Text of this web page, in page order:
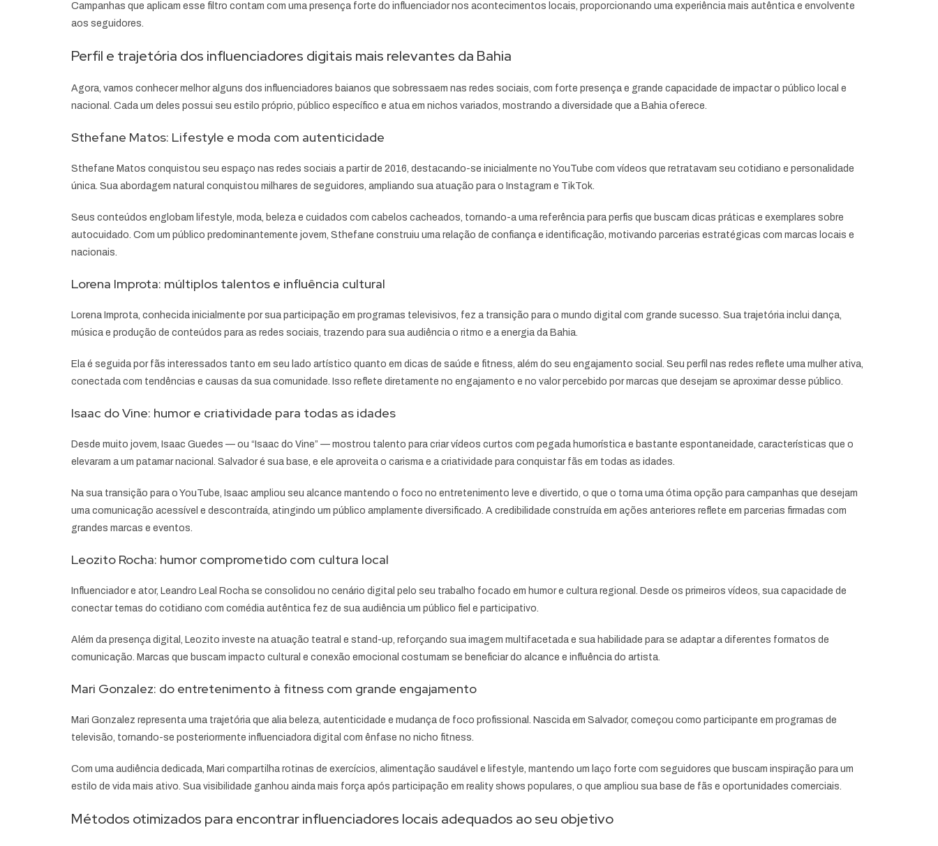
Campanhas que aplicam esse filtro contam com uma presença forte do influenciador nos acontecimentos locais, proporcionando uma experiência mais autêntica e envolvente
aos seguidores.
Perfil e trajetória dos influenciadores digitais mais relevantes da Bahia
Agora, vamos conhecer melhor alguns dos influenciadores baianos que sobressaem nas redes sociais, com forte presença e grande capacidade de impactar o público local e
nacional. Cada um deles possui seu estilo próprio, público específico e atua em nichos variados, mostrando a diversidade que a Bahia oferece.
Sthefane Matos: Lifestyle e moda com autenticidade
Sthefane Matos conquistou seu espaço nas redes sociais a partir de 2016, destacando-se inicialmente no YouTube com vídeos que retratavam seu cotidiano e personalidade
única. Sua abordagem natural conquistou milhares de seguidores, ampliando sua atuação para o Instagram e TikTok.
Seus conteúdos englobam lifestyle, moda, beleza e cuidados com cabelos cacheados, tornando-a uma referência para perfis que buscam dicas práticas e exemplares sobre
autocuidado. Com um público predominantemente jovem, Sthefane construiu uma relação de confiança e identificação, motivando parcerias estratégicas com marcas locais e
nacionais.
Lorena Improta: múltiplos talentos e influência cultural
Lorena Improta, conhecida inicialmente por sua participação em programas televisivos, fez a transição para o mundo digital com grande sucesso. Sua trajetória inclui dança,
música e produção de conteúdos para as redes sociais, trazendo para sua audiência o ritmo e a energia da Bahia.
Ela é seguida por fãs interessados tanto em seu lado artístico quanto em dicas de saúde e fitness, além do seu engajamento social. Seu perfil nas redes reflete uma mulher ativa,
conectada com tendências e causas da sua comunidade. Isso reflete diretamente no engajamento e no valor percebido por marcas que desejam se aproximar desse público.
Isaac do Vine: humor e criatividade para todas as idades
Desde muito jovem, Isaac Guedes — ou “Isaac do Vine” — mostrou talento para criar vídeos curtos com pegada humorística e bastante espontaneidade, características que o
elevaram a um patamar nacional. Salvador é sua base, e ele aproveita o carisma e a criatividade para conquistar fãs em todas as idades.
Na sua transição para o YouTube, Isaac ampliou seu alcance mantendo o foco no entretenimento leve e divertido, o que o torna uma ótima opção para campanhas que desejam
uma comunicação acessível e descontraída, atingindo um público amplamente diversificado. A credibilidade construída em ações anteriores reflete em parcerias firmadas com
grandes marcas e eventos.
Leozito Rocha: humor comprometido com cultura local
Influenciador e ator, Leandro Leal Rocha se consolidou no cenário digital pelo seu trabalho focado em humor e cultura regional. Desde os primeiros vídeos, sua capacidade de
conectar temas do cotidiano com comédia autêntica fez de sua audiência um público fiel e participativo.
Além da presença digital, Leozito investe na atuação teatral e stand-up, reforçando sua imagem multifacetada e sua habilidade para se adaptar a diferentes formatos de
comunicação. Marcas que buscam impacto cultural e conexão emocional costumam se beneficiar do alcance e influência do artista.
Mari Gonzalez: do entretenimento à fitness com grande engajamento
Mari Gonzalez representa uma trajetória que alia beleza, autenticidade e mudança de foco profissional. Nascida em Salvador, começou como participante em programas de
televisão, tornando-se posteriormente influenciadora digital com ênfase no nicho fitness.
Com uma audiência dedicada, Mari compartilha rotinas de exercícios, alimentação saudável e lifestyle, mantendo um laço forte com seguidores que buscam inspiração para um
estilo de vida mais ativo. Sua visibilidade ganhou ainda mais força após participação em reality shows populares, o que ampliou sua base de fãs e oportunidades comerciais.
Métodos otimizados para encontrar influenciadores locais adequados ao seu objetivo